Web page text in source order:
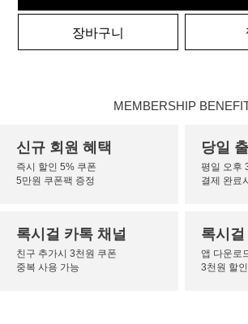
장바구니
MEMBERSHIP
신규 회원 혜택
즉시 할인 5% 쿠폰
5만원 쿠폰팩 증정
당일
평일 오후
결제 완료
록시걸 카톡 채널
친구 추가시 3천원 쿠폰
중복 사용 가능
록시걸
앱 다운로
3천원 할